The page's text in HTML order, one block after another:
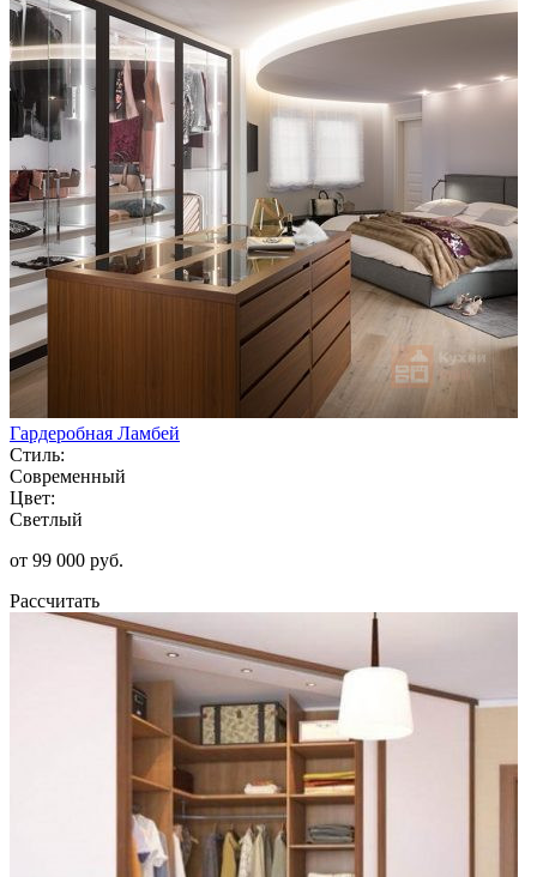
Гардеробная Ламбей
Стиль:
Современный
Цвет:
Светлый
от 99 000 руб.
Рассчитать